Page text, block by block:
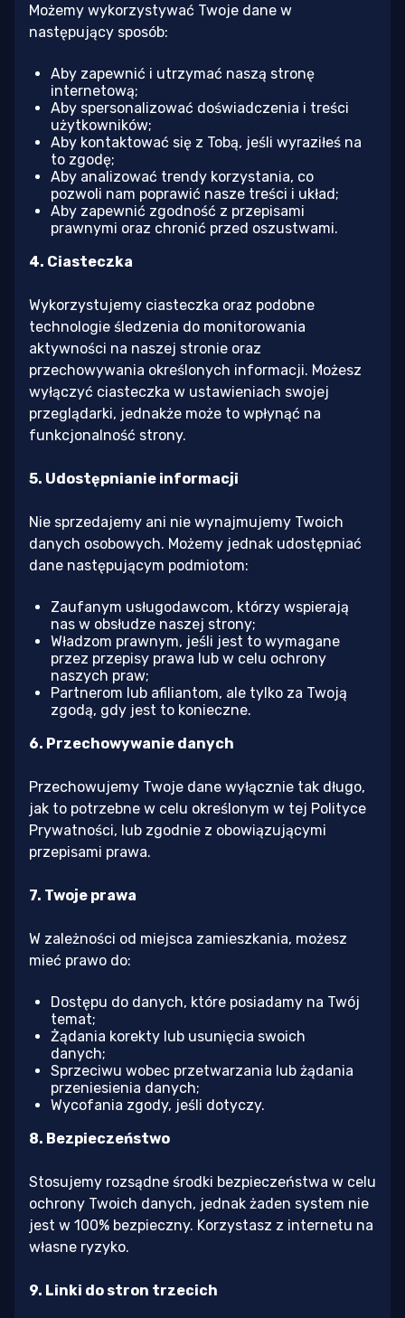
Możemy wykorzystywać Twoje dane w
następujący sposób:
Aby zapewnić i utrzymać naszą stronę
internetową;
Aby spersonalizować doświadczenia i treści
użytkowników;
Aby kontaktować się z Tobą, jeśli wyraziłeś na
to zgodę;
Aby analizować trendy korzystania, co
pozwoli nam poprawić nasze treści i układ;
Aby zapewnić zgodność z przepisami
prawnymi oraz chronić przed oszustwami.
4. Ciasteczka
Wykorzystujemy ciasteczka oraz podobne
technologie śledzenia do monitorowania
aktywności na naszej stronie oraz
przechowywania określonych informacji. Możesz
wyłączyć ciasteczka w ustawieniach swojej
przeglądarki, jednakże może to wpłynąć na
funkcjonalność strony.
5. Udostępnianie informacji
Nie sprzedajemy ani nie wynajmujemy Twoich
danych osobowych. Możemy jednak udostępniać
dane następującym podmiotom:
Zaufanym usługodawcom, którzy wspierają
nas w obsłudze naszej strony;
Władzom prawnym, jeśli jest to wymagane
przez przepisy prawa lub w celu ochrony
naszych praw;
Partnerom lub afiliantom, ale tylko za Twoją
zgodą, gdy jest to konieczne.
6. Przechowywanie danych
Przechowujemy Twoje dane wyłącznie tak długo,
jak to potrzebne w celu określonym w tej Polityce
Prywatności, lub zgodnie z obowiązującymi
przepisami prawa.
7. Twoje prawa
W zależności od miejsca zamieszkania, możesz
mieć prawo do:
Dostępu do danych, które posiadamy na Twój
temat;
Żądania korekty lub usunięcia swoich
danych;
Sprzeciwu wobec przetwarzania lub żądania
przeniesienia danych;
Wycofania zgody, jeśli dotyczy.
8. Bezpieczeństwo
Stosujemy rozsądne środki bezpieczeństwa w celu
ochrony Twoich danych, jednak żaden system nie
jest w 100% bezpieczny. Korzystasz z internetu na
własne ryzyko.
9. Linki do stron trzecich